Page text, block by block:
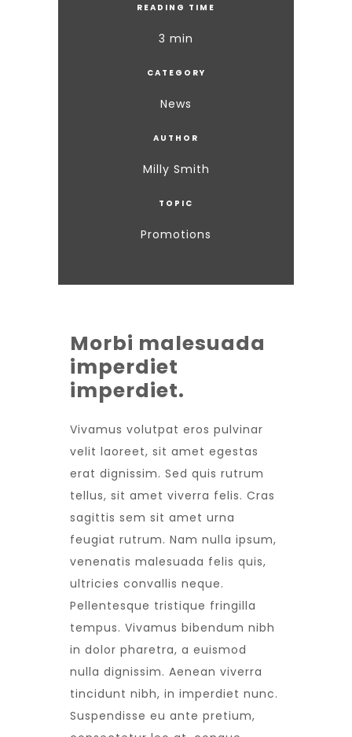
READING TIME
3 min
CATEGORY
News
AUTHOR
Milly Smith
TOPIC
Promotions
Morbi malesuada
imperdiet
imperdiet.
Vivamus volutpat eros pulvinar
velit laoreet, sit amet egestas
erat dignissim. Sed quis rutrum
tellus, sit amet viverra felis. Cras
sagittis sem sit amet urna
feugiat rutrum. Nam nulla ipsum,
venenatis malesuada felis quis,
ultricies convallis neque.
Pellentesque tristique fringilla
tempus. Vivamus bibendum nibh
in dolor pharetra, a euismod
nulla dignissim. Aenean viverra
tincidunt nibh, in imperdiet nunc.
Suspendisse eu ante pretium,